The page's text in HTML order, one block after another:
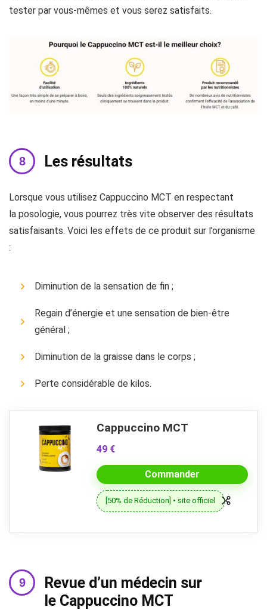
tester par vous-mêmes et vous serez satisfaits.
Les résultats
Lorsque vous utilisez Cappuccino MCT en respectant
la posologie, vous pourrez très vite observer des résultats
satisfaisants. Voici les effets de ce produit sur l’organisme
:
Diminution de la sensation de fin ;
Regain d’énergie et une sensation de bien-être
général ;
Diminution de la graisse dans le corps ;
Perte considérable de kilos.
Cappuccino MCT
49 €
Commander
[50% de Réduction] • site officiel
Revue d’un médecin sur
le Cappuccino MCT